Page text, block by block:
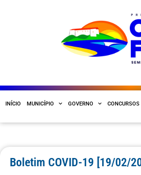
INÍCIO MUNICÍPIO GOVERNO
Boletim COVID-19 [19/02/